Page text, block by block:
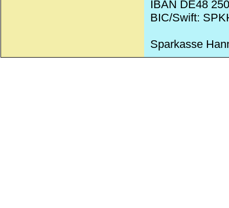
IBAN DE48
BIC/Swift:
Sparkasse